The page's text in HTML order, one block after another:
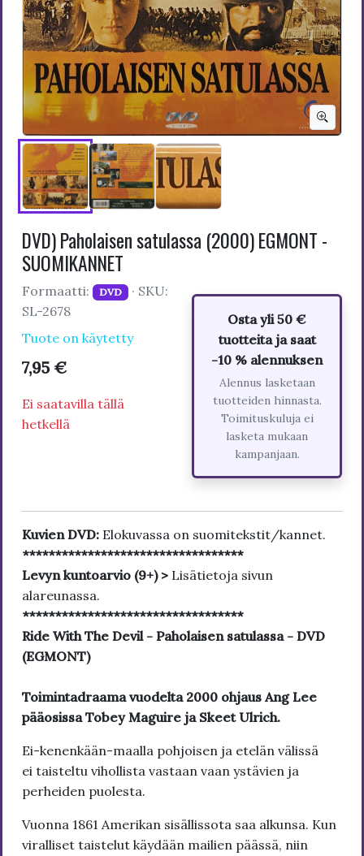
DVD) Paholaisen satulassa (2000) EGMONT -
SUOMIKANNET
Formaatti: DVD · SKU:
SL-2678
Tuote on käytetty
7,95 €
Ei saatavilla tällä
hetkellä
Osta yli 50 €
tuotteita ja saat
-10 % alennuksen
Alennus lasketaan
tuotteiden hinnasta.
Toimituskuluja ei
lasketa mukaan
kampanjaan.
Kuvien DVD: Elokuvassa on suomitekstit/kannet.
**********************************
Levyn kuntoarvio (9+) > Lisätietoja sivun
alareunassa.
**********************************
Ride With The Devil - Paholaisen satulassa - DVD
(EGMONT)
Toimintadraama vuodelta 2000 ohjaus Ang Lee
pääosissa Tobey Maguire ja Skeet Ulrich.
Ei-kenenkään-maalla pohjoisen ja etelän välissä
ei taisteltu vihollista vastaan vaan ystävien ja
perheiden puolesta.
Vuonna 1861 Amerikan sisällissota saa alkunsa. Kun
viralliset taistelut käydään mailien päässä, niin